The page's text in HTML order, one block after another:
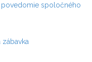
povedomie spoločného